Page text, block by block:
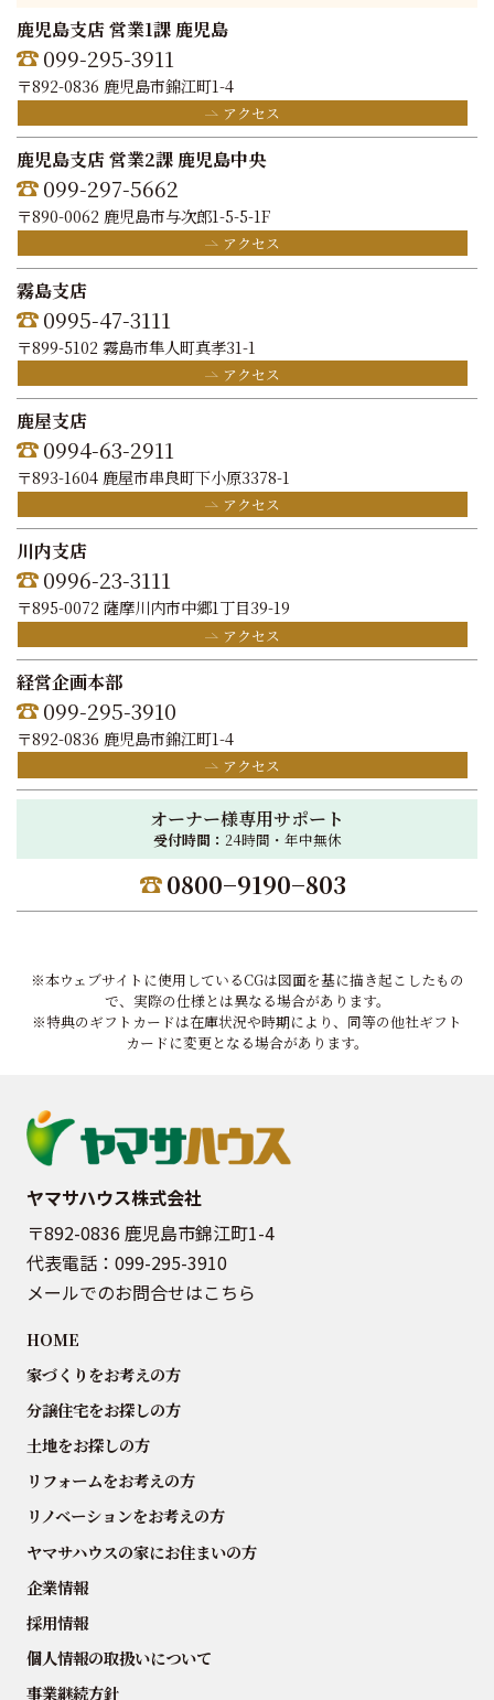
鹿児島支店 営業1課 鹿児島
099-295-3911
〒892-0836 鹿児島市錦江町1-4
アクセス
鹿児島支店 営業2課 鹿児島中央
099-297-5662
〒890-0062 鹿児島市与次郎1-5-5-1F
アクセス
霧島支店
0995-47-3111
〒899-5102 霧島市隼人町真孝31-1
アクセス
鹿屋支店
0994-63-2911
〒893-1604 鹿屋市串良町下小原3378-1
アクセス
川内支店
0996-23-3111
〒895-0072 薩摩川内市中郷1丁目39-19
アクセス
経営企画本部
099-295-3910
〒892-0836 鹿児島市錦江町1-4
アクセス
オーナー様専用サポート
受付時間： 24時間・年中無休
0800−9190−803
※本ウェブサイトに使用しているCGは図面を基に描き起こしたもの
で、実際の仕様とは異なる場合があります。
※特典のギフトカードは在庫状況や時期により、同等の他社ギフト
カードに変更となる場合があります。
ヤマサハウス株式会社
〒892-0836 鹿児島市錦江町1-4
代表電話： 099-295-3910
メールでのお問合せはこちら
HOME
家づくりをお考えの方
分譲住宅をお探しの方
土地をお探しの方
リフォームをお考えの方
リノベーションをお考えの方
ヤマサハウスの家にお住まいの方
企業情報
採用情報
個人情報の取扱いについて
事業継続方針